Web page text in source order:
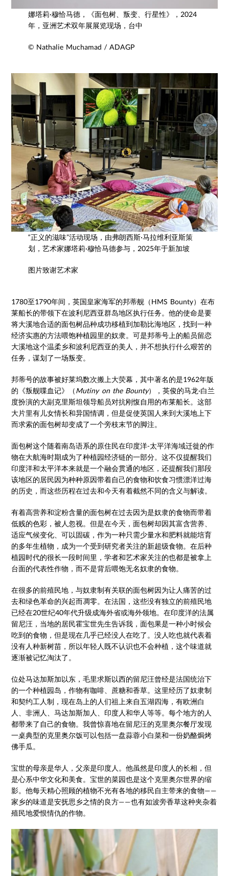
娜塔莉·穆恰马德，《面包树、叛变、行星性》，2024
年，亚洲艺术双年展展览现场，台中
© Nathalie Muchamad / ADAGP
“正义的滋味”活动现场，由弗朗西斯·马拉维利亚斯策
划，艺术家娜塔莉·穆恰马德参与，2025年于新加坡
图片致谢艺术家
1780至1790年间，英国皇家海军的邦蒂舰（HMS Bounty）在布
莱船长的带领下在波利尼西亚群岛地区执行任务。他的使命是要
将大溪地合适的面包树品种成功移植到加勒比海地区，找到一种
经济实惠的方法喂饱种植园里的奴隶。可是邦蒂号上的船员留恋
大溪地这个温柔乡和波利尼西亚的美人，并不想执行什么艰苦的
任务，谋划了一场叛变。
邦蒂号的故事被好莱坞数次搬上大荧幕，其中著名的是1962年版
的《叛舰喋血记》（Mutiny on the Bounty），英俊的马龙·白兰
度扮演的大副克里斯坦领导船员对抗刚愎自用的布莱船长。这部
大片里有儿女情长和异国情调，但是促使英国人来到大溪地上下
而求索的面包树却变成了一个旁枝末节的脚注。
面包树这个随着南岛语系的原住民在印度洋-太平洋海域迁徙的作
物在大航海时期成为了种植园经济链的一部分。这不仅提醒我们
印度洋和太平洋本来就是一个融会贯通的地区，还提醒我们那段
该地区的居民因为种种原因带着自己的食物和饮食习惯漂洋过海
的历史，而这些历程在过去和今天有着截然不同的含义与解读。
有着高营养和淀粉含量的面包树在过去因为是奴隶的食物而带着
低贱的色彩，被人忽视。但是在今天，面包树却因其富含营养、
适应气候变化、可以固碳，作为一种只需少量水和肥料就能培育
的多年生植物，成为一个受到研究者关注的新超级食物。在后种
植园时代的很长一段时间里，学者和艺术家关注的也都是被拿上
台面的代表性作物，而不是背后喂饱无名奴隶的食物。
在很多的前殖民地，与奴隶制有关联的面包树因为让人痛苦的过
去和绿色革命的兴起而凋零。在法国，这些没有独立的前殖民地
已经在20世纪40年代升级成海外省或海外领地。在印度洋的法属
留尼汪，当地的居民霍宝世先生告诉我，面包果是一种小时候会
吃到的食物，但是现在几乎已经没人在吃了。没人吃也就代表着
没有人种新树苗，所以年轻人既不认识也不会种植，这个味道就
逐渐被记忆淘汰了。
位处马达加斯加以东，毛里求斯以西的留尼汪曾经是法国统治下
的一个种植园岛，作物有咖啡、蔗糖和香草。这里经历了奴隶制
和契约工人制，现在岛上的人们祖上来自五湖四海，有欧洲白
人、非洲人、马达加斯加人、印度人和华人等等。每个地方的人
都带来了自己的食物。我曾惊喜地在留尼汪的克里奥尔餐厅发现
一桌典型的克里奥尔饭可以包括一盘蒜蓉小白菜和一份奶酪焗烤
佛手瓜。
宝世的母亲是华人，父亲是印度人。他虽然是印度人的长相，但
是心系中华文化和美食。宝世的菜园也是这个克里奥尔世界的缩
影。他每天精心照顾的植物不光有各地的移民自主带来的食物——
家乡的味道是安抚思乡之情的良方——也有如波旁香草这种夹杂着
殖民地爱恨情仇的作物。